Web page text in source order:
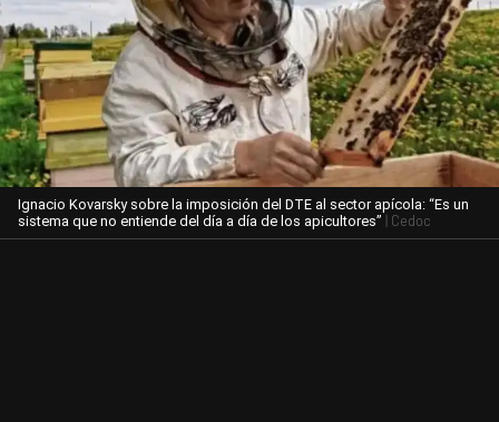
Ignacio Kovarsky sobre la imposición del DTE al sector apícola: “Es un
sistema que no entiende del día a día de los apicultores” | Cedoc